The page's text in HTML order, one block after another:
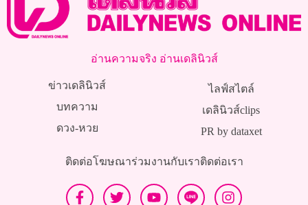
อ่านความจริง อ่านเดลินิวส์
ข่าวเดลินิวส์
บทความ
ดวง-หวย
ไลฟ์สไตล์
เดลินิวส์clips
PR by dataxet
ติดต่อโฆษณาร่วมงานกับเราติดต่อเรา